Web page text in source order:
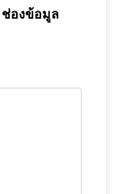
ช่องข้อมูล